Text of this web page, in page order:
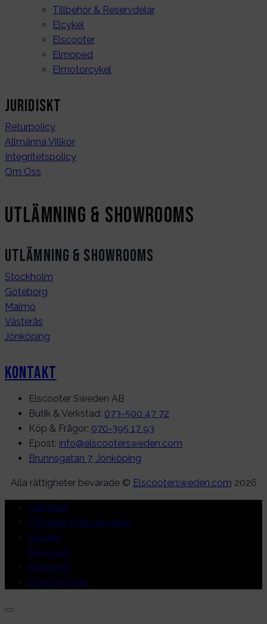
Tillbehör & Reservdelar
Elcykel
Elscooter
Elmoped
Elmotorcykel
Juridiskt
Returpolicy
Allmänna Villkor
Integritetspolicy
Om Oss
Utlämning & Showrooms
Utlämning & Showrooms
Stockholm
Göteborg
Malmö
Västerås
Jönköping
Kontakt
Elscooter Sweden AB
Butik & Verkstad: 073-500 47 72
Köp & Frågor: 070-395 17 93
Epost: info@elscootersweden.com
Brunnsgatan 7, Jönköping
Alla rättigheter bevarade © Elscootersweden.com 2026
Verkstad
Tillbehör & Reservdelar
Elcykel
Elscooter
Elmoped
Elmotorcykel